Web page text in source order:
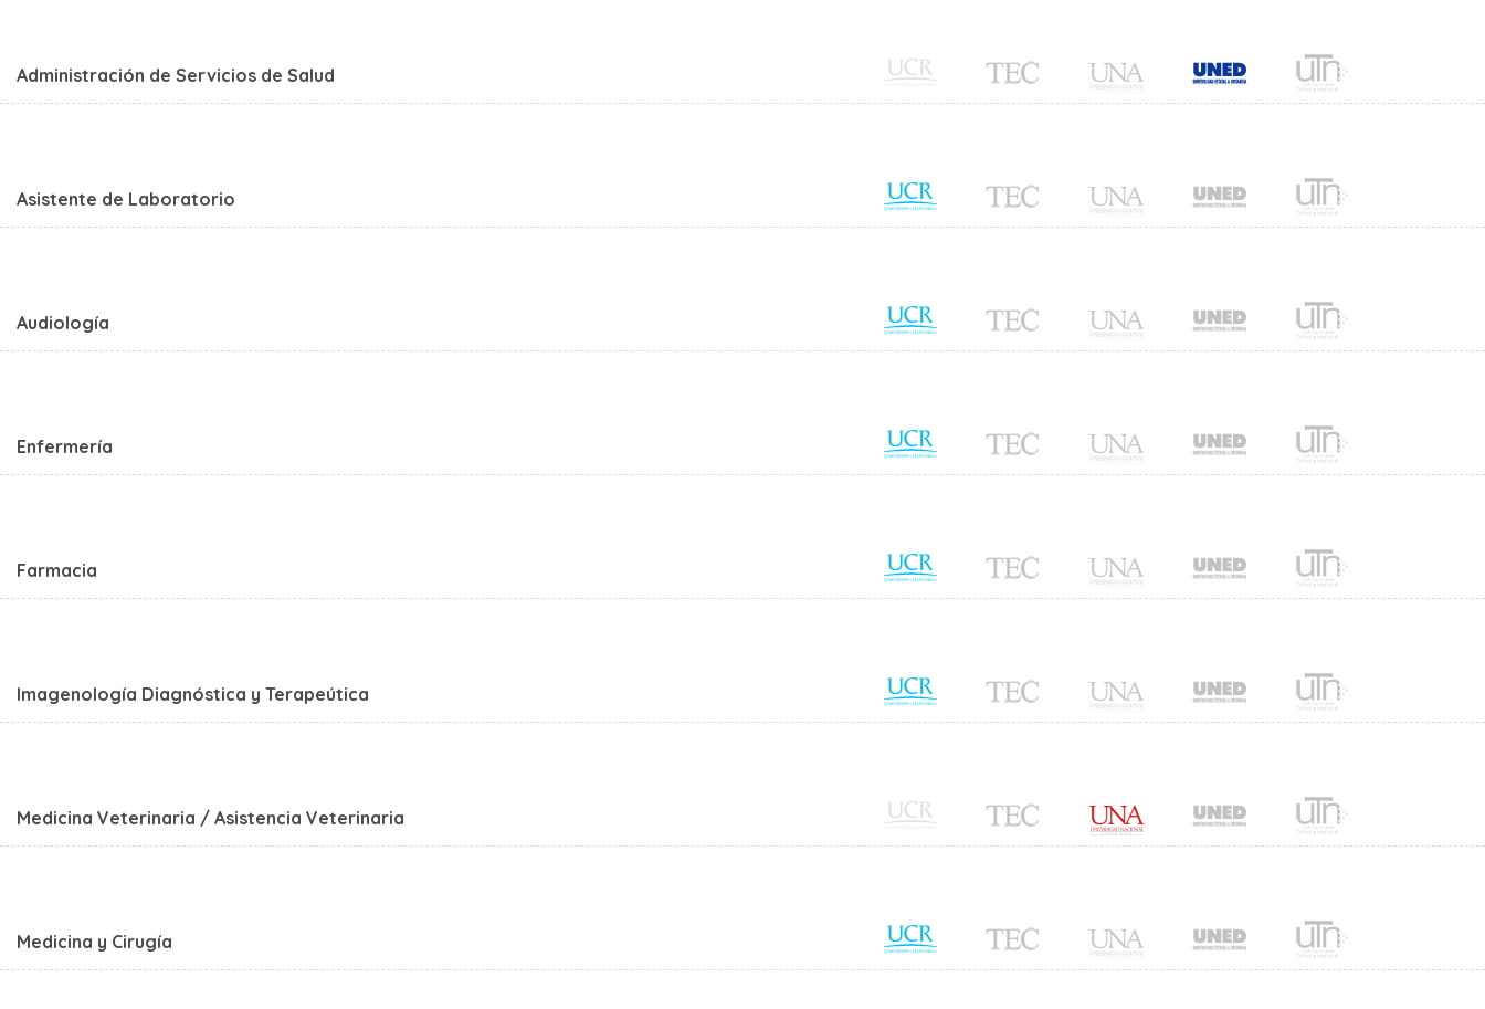
Administración de Servicios de Salud
Asistente de Laboratorio
Audiología
Enfermería
Farmacia
Imagenología Diagnóstica y Terapeútica
Medicina Veterinaria / Asistencia Veterinaria
Medicina y Cirugía